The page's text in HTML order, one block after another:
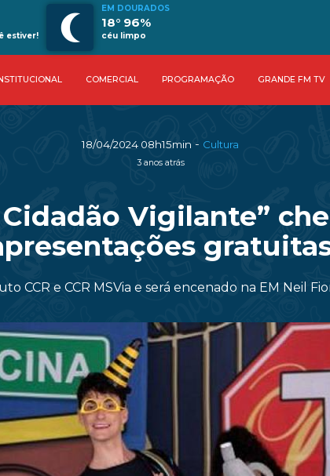
estiver!
EM DOURADOS
18° 96%
céu limpo
COMERCIAL PROGRAMAÇÃO GRANDE FM TV
18/04/2024 08h15min - Cultura
3 anos atrás
Vigilante”
CCR e CCR MSVia e será encenado na EM Neil